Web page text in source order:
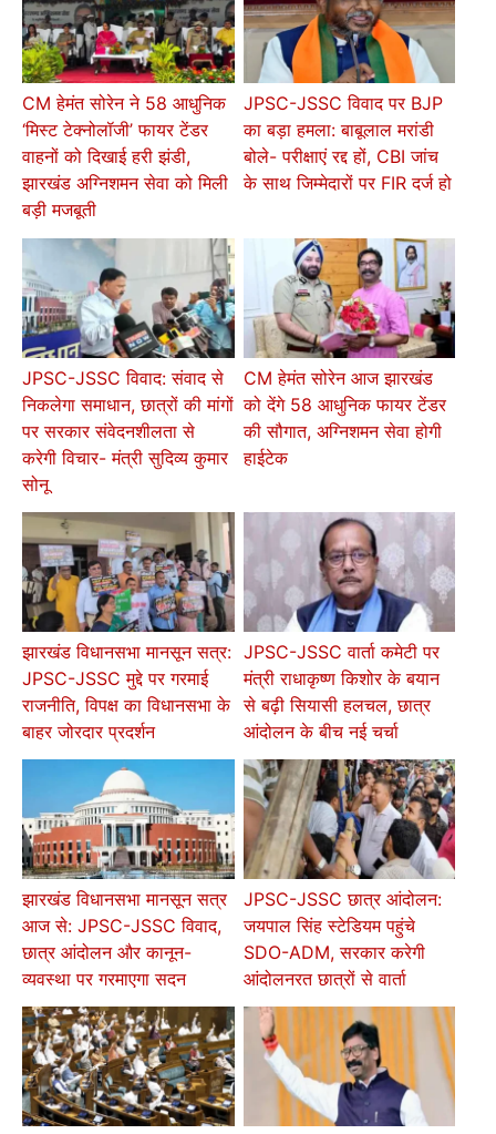
CM हेमंत सोरेन ने 58 आधुनिक
‘मिस्ट टेक्नोलॉजी’ फायर टेंडर
वाहनों को दिखाई हरी झंडी,
झारखंड अग्निशमन सेवा को मिली
बड़ी मजबूती
JPSC-JSSC विवाद पर BJP
का बड़ा हमला: बाबूलाल मरांडी
बोले- परीक्षाएं रद्द हों, CBI जांच
के साथ जिम्मेदारों पर FIR दर्ज हो
JPSC-JSSC विवाद: संवाद से
निकलेगा समाधान, छात्रों की मांगों
पर सरकार संवेदनशीलता से
करेगी विचार- मंत्री सुदिव्य कुमार
सोनू
CM हेमंत सोरेन आज झारखंड
को देंगे 58 आधुनिक फायर टेंडर
की सौगात, अग्निशमन सेवा होगी
हाईटेक
झारखंड विधानसभा मानसून सत्र:
JPSC-JSSC मुद्दे पर गरमाई
राजनीति, विपक्ष का विधानसभा के
बाहर जोरदार प्रदर्शन
JPSC-JSSC वार्ता कमेटी पर
मंत्री राधाकृष्ण किशोर के बयान
से बढ़ी सियासी हलचल, छात्र
आंदोलन के बीच नई चर्चा
झारखंड विधानसभा मानसून सत्र
आज से: JPSC-JSSC विवाद,
छात्र आंदोलन और कानून-
व्यवस्था पर गरमाएगा सदन
JPSC-JSSC छात्र आंदोलन:
जयपाल सिंह स्टेडियम पहुंचे
SDO-ADM, सरकार करेगी
आंदोलनरत छात्रों से वार्ता